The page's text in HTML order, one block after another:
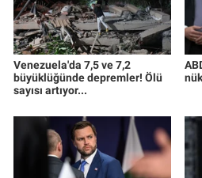
Venezuela'da 7,5 ve 7,2
büyüklüğünde depremler! Ölü
sayısı artıyor...